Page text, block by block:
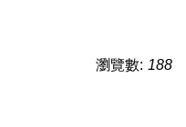
瀏覽數: 188